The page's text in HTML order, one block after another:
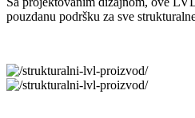
pouzdanu podršku za sve